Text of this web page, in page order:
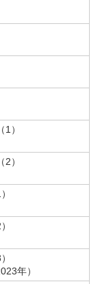
）
）
年）